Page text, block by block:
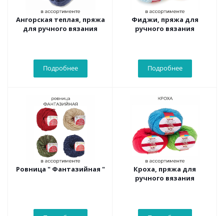
Ангорская теплая, пряжа
для ручного вязания
Подробнее
Фиджи, пряжа для
ручного вязания
Подробнее
Ровница " Фантазийная "
Кроха, пряжа для
ручного вязания